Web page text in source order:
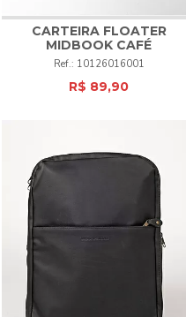
CARTEIRA FLOATER
MIDBOOK CAFÉ
10126016001
R$ 89,90